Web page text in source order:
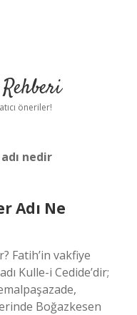
öneriler!
nedir
Adı Ne
Fatih’in vakfiye
Kulle-i Cedide’dir;
Boğazkesen